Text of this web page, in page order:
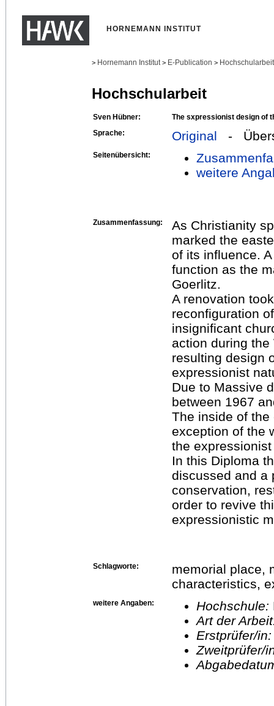
HORNEMANN INSTITUT
> Hornemann Institut > E-Publication >
Hochschularbeit
Sven Hübner:
The sxpressionist design of
Sprache:
Original -
Seitenübersicht:
weitere
Zusammenfassung:
As Christianity
marked the
of its influence.
function as the
Goerlitz.
A renovation
reconfiguration
insignificant
action during the
resulting design
expressionist
Due to Massive
between 1967
The inside of
exception of the
the
In this Diploma
discussed and a
conservation,
order to revive
expressionistic
Schlagworte:
memorial place,
characteristics,
weitere Angaben: Hochschule:
Art der
Erstprüfer/